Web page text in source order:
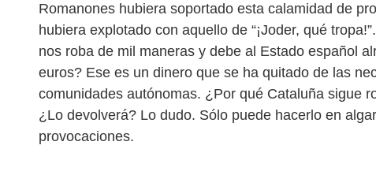
Romanones hubiera soportado esta calamidad de
hubiera explotado con aquello de “¡Joder, qué
nos roba de mil maneras y debe al Estado español
euros? Ese es un dinero que se ha quitado de las
comunidades autónomas. ¿Por qué Cataluña sigue
¿Lo devolverá? Lo dudo. Sólo puede hacerlo en
provocaciones.